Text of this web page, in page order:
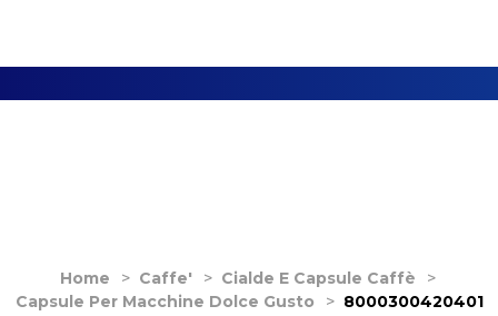
Home > Caffe' > Cialde E Capsule Caffè
>
Capsule Per Macchine Dolce Gusto
> 8000300420401